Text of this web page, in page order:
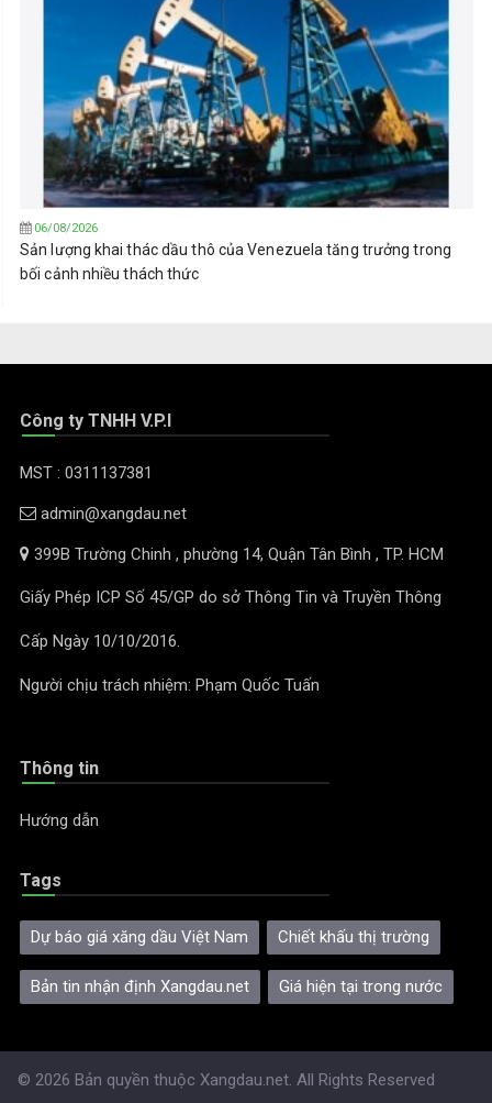
06/08/2026
Sản lượng khai thác dầu thô của Venezuela tăng trưởng trong
bối cảnh nhiều thách thức
Công ty TNHH V.P.I
MST : 0311137381
admin@xangdau.net
399B Trường Chinh , phường 14, Quận Tân Bình , TP. HCM
Giấy Phép ICP Số 45/GP do sở Thông Tin và Truyền Thông
Cấp Ngày 10/10/2016.
Người chịu trách nhiệm: Phạm Quốc Tuấn
Thông tin
Hướng dẫn
Tags
Dự báo giá xăng dầu Việt Nam Chiết khấu thị trường
Bản tin nhận định Xangdau.net Giá hiện tại trong nước
© 2026 Bản quyền thuộc Xangdau.net. All Rights Reserved